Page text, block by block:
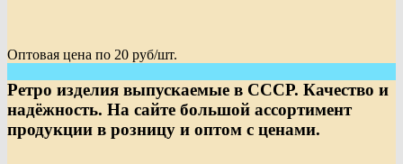
Оптовая цена по 20 руб/шт.
Ретро изделия выпускаемые в СССР. Качество и
надёжность. На сайте большой ассортимент
продукции в розницу и оптом с ценами.